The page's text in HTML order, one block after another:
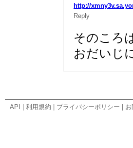
http://
Reply
そのころ
おだいじ
API 利用規約 プライバシーポリシー